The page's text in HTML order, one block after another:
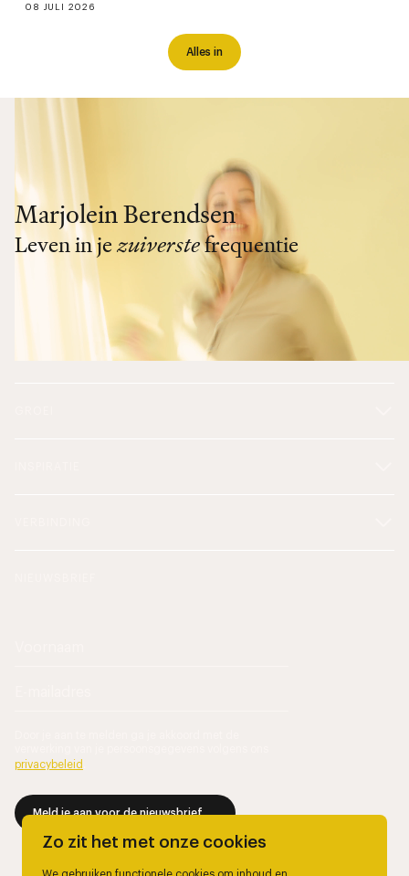
Alles in
08 JULI 2026
Marjolein Berendsen
Leven in jezuiverstefrequentie
privacybeleid
Meld je aan voor de nieuwsbrief
Zo zit het met onze cookies